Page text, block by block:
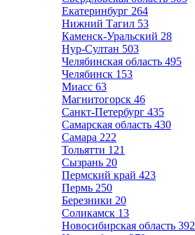
Екатеринбург 264
Нижний Тагил 53
Каменск-Уральский 28
Нур-Султан 503
Челябинская область 495
Челябинск 153
Миасс 63
Магнитогорск 46
Санкт-Петербург 435
Самарская область 430
Самара 222
Тольятти 121
Сызрань 20
Пермский край 423
Пермь 250
Березники 20
Соликамск 13
Новосибирская область 392